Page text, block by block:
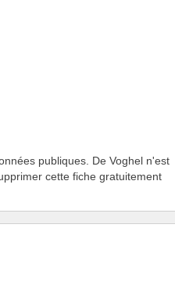
publiques. De Voghel n'est
cette fiche gratuitement